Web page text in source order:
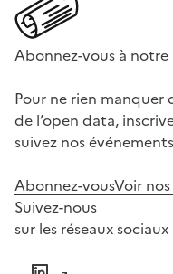
Abonnez-vous à
Pour ne rien manquer
de l’open data,
suivez nos
Abonnez-vousVoir
Suivez-nous
sur les réseaux sociaux